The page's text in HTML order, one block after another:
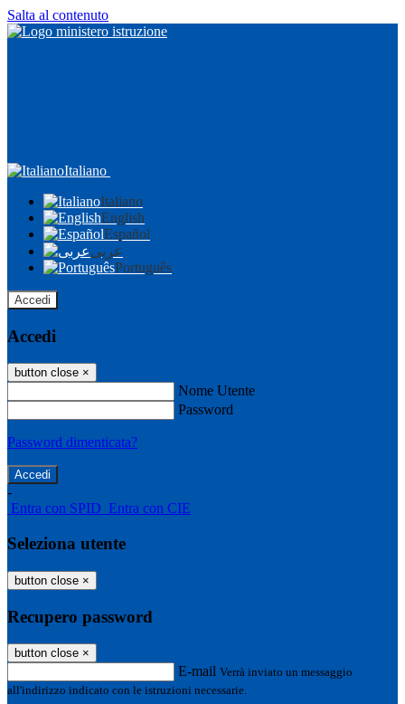
Salta al contenuto
Italiano
Italiano
English
Español
عربى
Português
Accedi
Accedi
button close ×
Nome Utente
Password
Password dimenticata?
-
Entra con SPID Entra con CIE
Seleziona utente
button close ×
Recupero password
button close ×
E-mail Verrà inviato un messaggio
all'indirizzo indicato con le istruzioni necessarie.